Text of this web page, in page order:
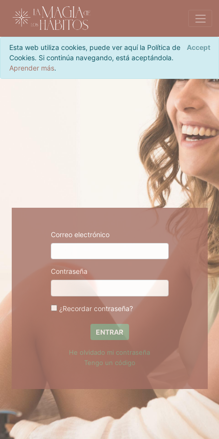
Esta web utiliza cookies, puede ver aquí la Política de
Cookies. Si continúa navegando, está aceptándola.
Aprender más.
Accept
Correo electrónico
Contraseña
¿Recordar contraseña?
ENTRAR
He olvidado mi contraseña
Tengo un código